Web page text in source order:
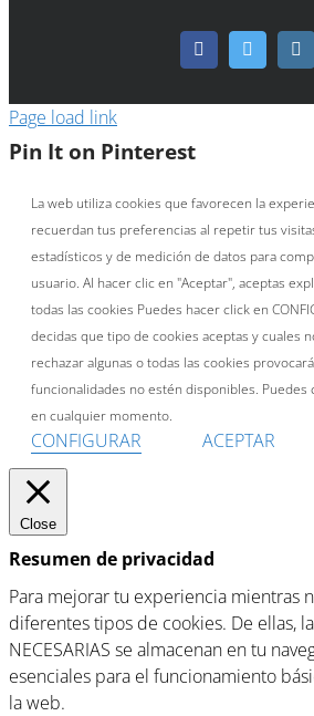
FacebookTwitter
Page load link
Pin It on Pinterest
La web utiliza cookies que favorecen la
recuerdan tus preferencias al repetir tus
estadísticos y de medición de datos para
usuario. Al hacer clic en "Aceptar", aceptas
todas las cookies Puedes hacer click en
decidas que tipo de cookies aceptas y cuales
rechazar algunas o todas las cookies
funcionalidades no estén disponibles. Puedes
en cualquier momento.
CONFIGURAR ACEPTAR
Close
Resumen de privacidad
Para mejorar tu experiencia mientras
diferentes tipos de cookies. De ellas,
NECESARIAS se almacenan en tu
esenciales para el funcionamiento
la web.